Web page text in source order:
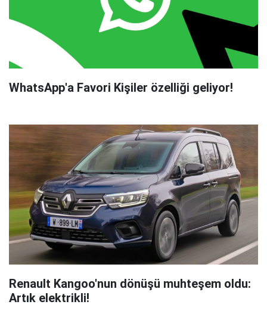
WhatsApp'a Favori Kişiler özelliği geliyor!
Renault Kangoo'nun dönüşü muhteşem oldu:
Artık elektrikli!